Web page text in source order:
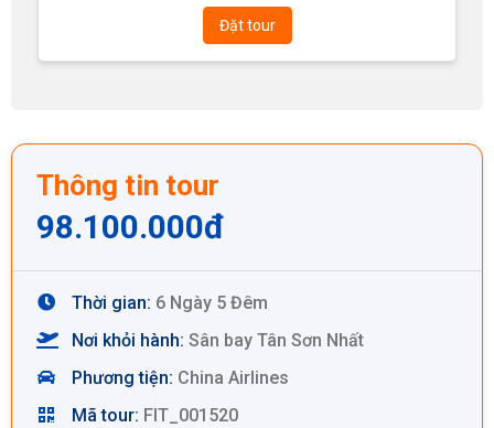
Đặt tour
Thông tin tour
98.100.000đ
Thời gian: 6 Ngày 5 Đêm
Nơi khỏi hành: Sân bay Tân Sơn Nhất
Phương tiện: China Airlines
Mã tour: FIT_001520